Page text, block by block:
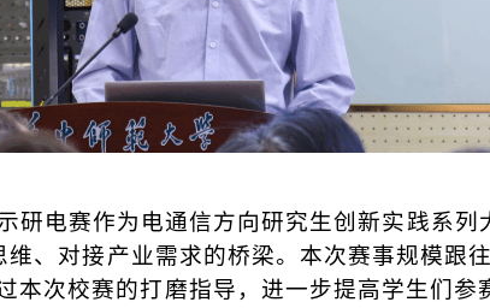
研电赛作为电通信方向研究生创新实践系
、对接产业需求的桥梁。本次赛事规模跟
本次校赛的打磨指导，进一步提高学生们